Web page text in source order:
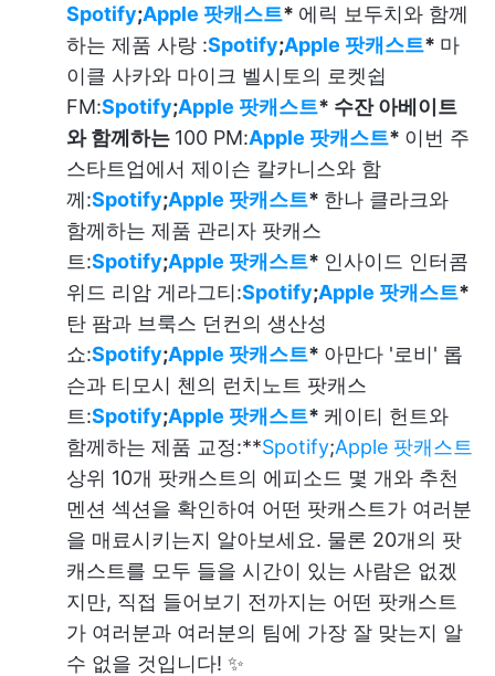
Spotify;Apple 팟캐스트* 에릭 보두치와 함께
하는 제품 사랑 :Spotify;Apple 팟캐스트* 마
이클 사카와 마이크 벨시토의 로켓쉽
FM:Spotify;Apple 팟캐스트* 수잔 아베이트
와 함께하는 100 PM:Apple 팟캐스트* 이번 주
스타트업에서 제이슨 칼카니스와 함
께:Spotify;Apple 팟캐스트* 한나 클라크와
함께하는 제품 관리자 팟캐스
트:Spotify;Apple 팟캐스트* 인사이드 인터콤
위드 리암 게라그티:Spotify;Apple 팟캐스트*
탄 팜과 브룩스 던컨의 생산성
쇼:Spotify;Apple 팟캐스트* 아만다 '로비' 롭
슨과 티모시 첸의 런치노트 팟캐스
트:Spotify;Apple 팟캐스트* 케이티 헌트와
함께하는 제품 교정:**Spotify;Apple 팟캐스트
상위 10개 팟캐스트의 에피소드 몇 개와 추천
멘션 섹션을 확인하여 어떤 팟캐스트가 여러분
을 매료시키는지 알아보세요. 물론 20개의 팟
캐스트를 모두 들을 시간이 있는 사람은 없겠
지만, 직접 들어보기 전까지는 어떤 팟캐스트
가 여러분과 여러분의 팀에 가장 잘 맞는지 알
수 없을 것입니다! ✨